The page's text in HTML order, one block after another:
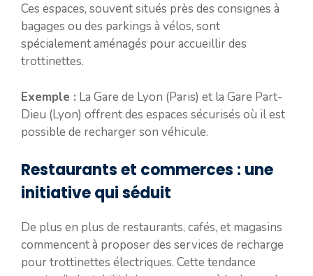
Ces espaces, souvent situés près des consignes à
bagages ou des parkings à vélos, sont
spécialement aménagés pour accueillir des
trottinettes.
Exemple : La Gare de Lyon (Paris) et la Gare Part-
Dieu (Lyon) offrent des espaces sécurisés où il est
possible de recharger son véhicule.
Restaurants et commerces : une
initiative qui séduit
De plus en plus de restaurants, cafés, et magasins
commencent à proposer des services de recharge
pour trottinettes électriques. Cette tendance